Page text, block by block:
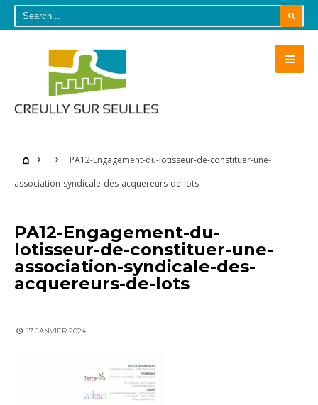
PA12-Engagement-du-lotisseur-de-constituer-une-
association-syndicale-des-acquereurs-de-lots
PA12-Engagement-du-
lotisseur-de-constituer-une-
association-syndicale-des-
acquereurs-de-lots
17 JANVIER 2024